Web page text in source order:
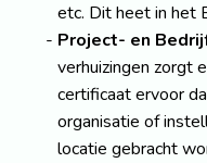
etc. Dit heet in het
Project- en
verhuizingen zorgt
certificaat ervoor
organisatie of
locatie gebracht